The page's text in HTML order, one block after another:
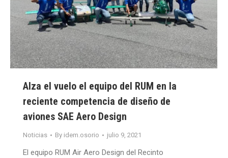
Alza el vuelo el equipo del RUM en la
reciente competencia de diseño de
aviones SAE Aero Design
Noticias By idem.osorio julio 9, 2021
El equipo RUM Air Aero Design del Recinto